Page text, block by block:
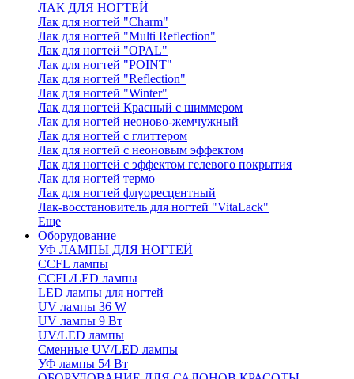
ЛАК ДЛЯ НОГТЕЙ
Лак для ногтей "Charm"
Лак для ногтей "Multi Reflection"
Лак для ногтей "OPAL"
Лак для ногтей "POINT"
Лак для ногтей "Reflection"
Лак для ногтей "Winter"
Лак для ногтей Красный с шиммером
Лак для ногтей неоново-жемчужный
Лак для ногтей с глиттером
Лак для ногтей с неоновым эффектом
Лак для ногтей с эффектом гелевого покрытия
Лак для ногтей термо
Лак для ногтей флуоресцентный
Лак-восстановитель для ногтей "VitaLack"
Еще
Оборудование
УФ ЛАМПЫ ДЛЯ НОГТЕЙ
CCFL лампы
CCFL/LED лампы
LED лампы для ногтей
UV лампы 36 W
UV лампы 9 Вт
UV/LED лампы
Сменные UV/LED лампы
УФ лампы 54 Вт